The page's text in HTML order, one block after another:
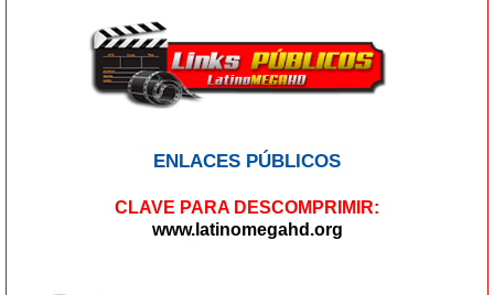
ENLACES PÚBLICOS
CLAVE PARA DESCOMPRIMIR:
www.latinomegahd.org